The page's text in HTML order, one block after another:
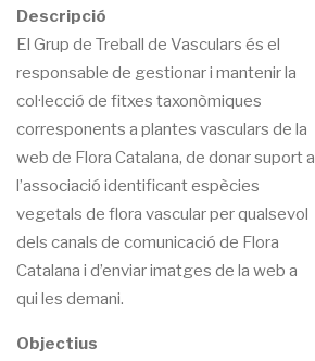
Descripció
El Grup de Treball de Vasculars és el
responsable de gestionar i mantenir la
col·lecció de fitxes taxonòmiques
corresponents a plantes vasculars de la
web de Flora Catalana, de donar suport a
l’associació identificant espècies
vegetals de flora vascular per qualsevol
dels canals de comunicació de Flora
Catalana i d’enviar imatges de la web a
qui les demani.
Objectius